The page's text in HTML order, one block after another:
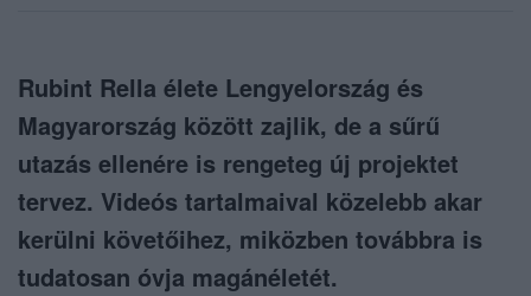
Rubint Rella élete Lengyelország és
Magyarország között zajlik, de a sűrű
utazás ellenére is rengeteg új projektet
tervez. Videós tartalmaival közelebb akar
kerülni követőihez, miközben továbbra is
tudatosan óvja magánéletét.